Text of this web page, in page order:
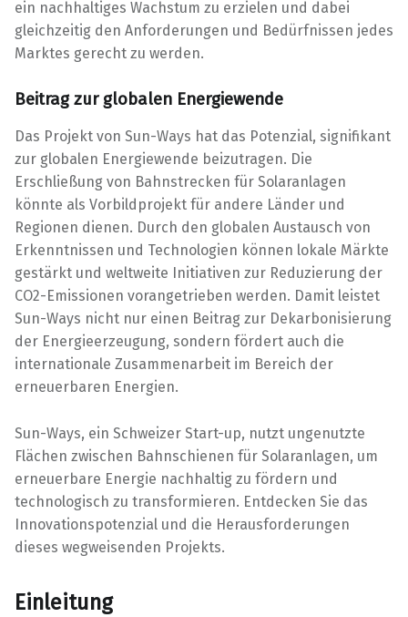
ein nachhaltiges Wachstum zu erzielen und dabei
gleichzeitig den Anforderungen und Bedürfnissen jedes
Marktes gerecht zu werden.
Beitrag zur globalen Energiewende
Das Projekt von Sun-Ways hat das Potenzial, signifikant
zur globalen Energiewende beizutragen. Die
Erschließung von Bahnstrecken für Solaranlagen
könnte als Vorbildprojekt für andere Länder und
Regionen dienen. Durch den globalen Austausch von
Erkenntnissen und Technologien können lokale Märkte
gestärkt und weltweite Initiativen zur Reduzierung der
CO2-Emissionen vorangetrieben werden. Damit leistet
Sun-Ways nicht nur einen Beitrag zur Dekarbonisierung
der Energieerzeugung, sondern fördert auch die
internationale Zusammenarbeit im Bereich der
erneuerbaren Energien.
Sun-Ways, ein Schweizer Start-up, nutzt ungenutzte
Flächen zwischen Bahnschienen für Solaranlagen, um
erneuerbare Energie nachhaltig zu fördern und
technologisch zu transformieren. Entdecken Sie das
Innovationspotenzial und die Herausforderungen
dieses wegweisenden Projekts.
Einleitung